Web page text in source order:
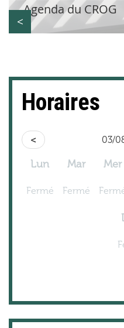
Agenda du CROG
<
Horaires
< 03/
Lun
Fermé
Mar
Fermé
Mer